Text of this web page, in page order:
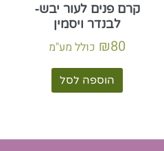
קרם פנים לעור יבש-
לבנדר ויסמין
₪80 כולל מע"מ
הוספה לסל